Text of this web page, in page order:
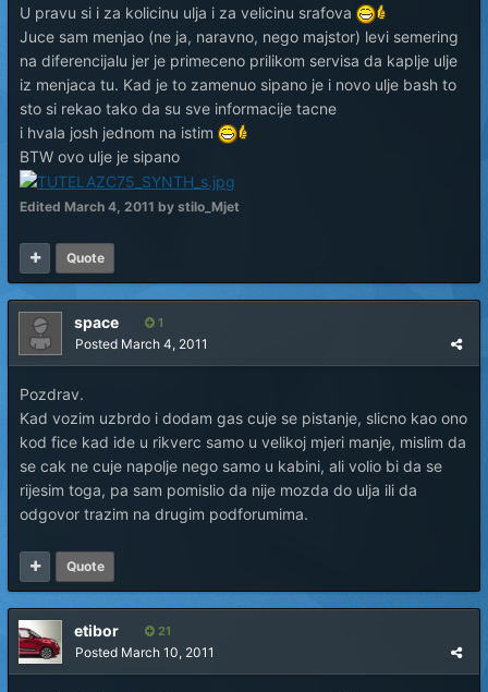
U pravu si i za kolicinu ulja i za velicinu srafova
Juce sam menjao (ne ja, naravno, nego majstor) levi semering
na diferencijalu jer je primeceno prilikom servisa da kaplje ulje
iz menjaca tu. Kad je to zamenuo sipano je i novo ulje bash to
sto si rekao tako da su sve informacije tacne
i hvala josh jednom na istim
BTW ovo ulje je sipano
Edited March 4, 2011 by stilo_Mjet
Quote
space 1
Posted March 4, 2011
Pozdrav.
Kad vozim uzbrdo i dodam gas cuje se pistanje, slicno kao ono
kod fice kad ide u rikverc samo u velikoj mjeri manje, mislim da
se cak ne cuje napolje nego samo u kabini, ali volio bi da se
rijesim toga, pa sam pomislio da nije mozda do ulja ili da
odgovor trazim na drugim podforumima.
Quote
etibor 21
Posted March 10, 2011